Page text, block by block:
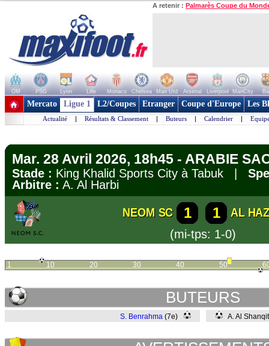
A retenir : Palmarès Coupe du
OM PSG Lyon Lille Monaco Chelsea Man Utd Arsenal Liverpool ManCity
+ de clubs
Mercato Ligue 1 L2/Coupes Etranger Coupe d'Europe Les
Actualité | Résultats & Classement | Buteurs | Calendrier |
Mar. 28 Avril 2026, 18h45 - ARABIE
Stade : King Khalid Sports City à Tabuk |
Arbitre : A. Al Harbi
NEOM SC 1 1
AL
(mi-tps: 1-0)
1 10 20 30 40 50
BUTEURS
S. Benrahma (7e) A. Al